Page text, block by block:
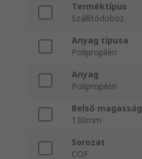
Terméktípus
Szállítódoboz
Anyag típusa
Polipropilén
Anyag
Polipropilén
Belső magasság
130mm
Sorozat
COF